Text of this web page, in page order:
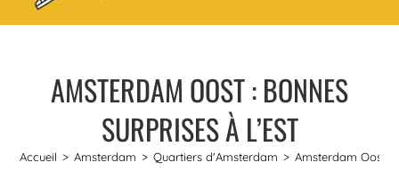
AMSTERDAM OOST : BONNES
SURPRISES À L’EST
Accueil > Amsterdam > Quartiers d'Amsterdam > Amsterdam Oost :